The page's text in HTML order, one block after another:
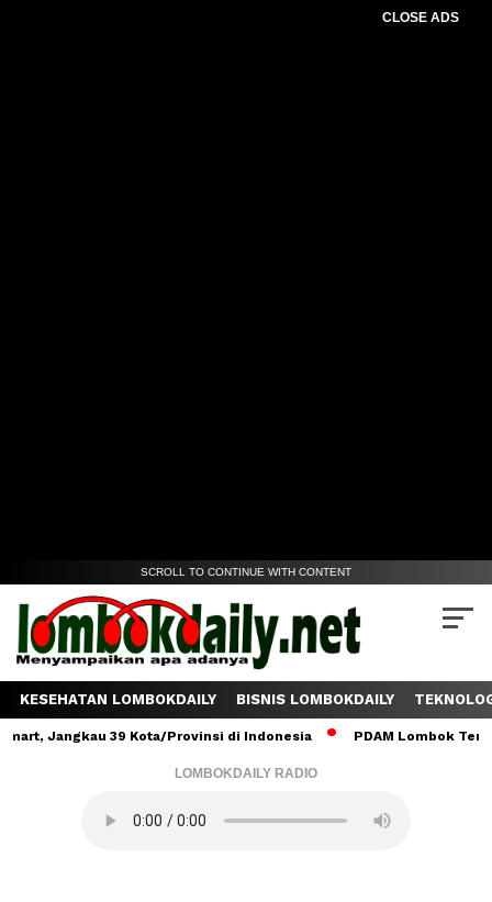
CLOSE ADS
SCROLL TO CONTINUE WITH CONTENT
KESEHATAN LOMBOKDAILY BISNIS LOMBOKDAILY
39 Kota/Provinsi di Indonesia PDAM Lombok Tengah
LOMBOKDAILY RADIO